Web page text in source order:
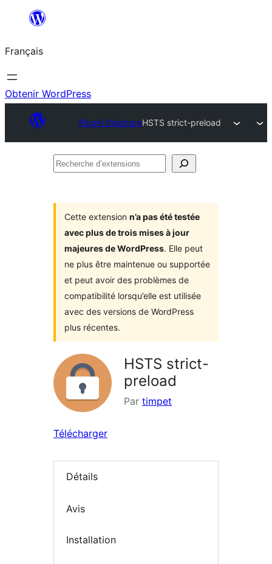
contenu
Français
Obtenir WordPress
Plugin DirectoryHSTS strict-preload
Recherche
Cette extension n’a pas été testée
avec plus de trois mises à jour
majeures de WordPress. Elle peut
ne plus être maintenue ou supportée
et peut avoir des problèmes de
compatibilité lorsqu’elle est utilisée
avec des versions de WordPress
plus récentes.
HSTS strict-
preload
Par timpet
Télécharger
Détails
Avis
Installation